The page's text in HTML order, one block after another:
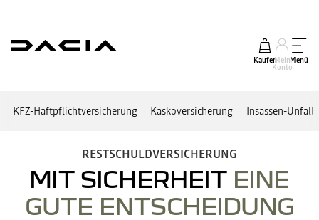
KaufenMein
Konto
Menü
KFZ-Haftpflichtversicherung Kaskoversicherung Insassen-
RESTSCHULDVERSICHERUNG
MIT SICHERHEIT EINE
GUTE ENTSCHEIDUNG